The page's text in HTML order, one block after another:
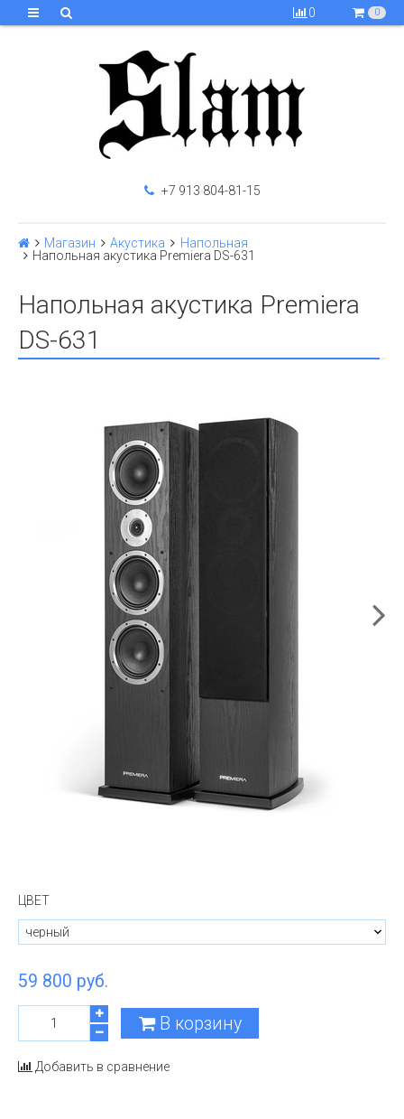
0 0
+7 913 804-81-15
Магазин Акустика
Напольная
Напольная акустика Premiera DS-631
Напольная акустика Premiera
DS-631
ЦВЕТ
59 800 руб.
В корзину
Добавить в сравнение